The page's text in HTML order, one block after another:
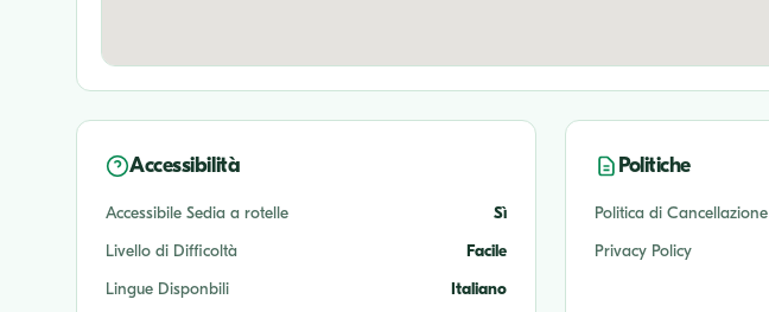
Accessibilità
Accessibile Sedia a rotelle
Sì
Livello di Difficoltà
Facile
Lingue Disponbili
Italiano
Politiche
Politica di Cancellazione
Privacy Policy